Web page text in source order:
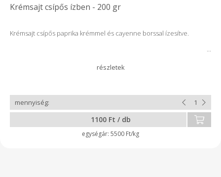
Krémsajt csípős ízben - 200 gr
Krémsajt csípős paprika krémmel és cayenne borssal ízesítve.
1100 Ft / db
5500 Ft/kg